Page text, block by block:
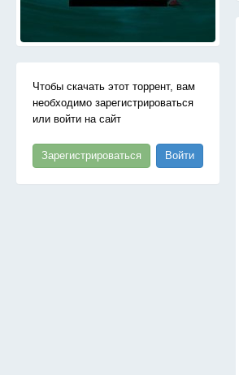
Чтобы скачать этот торрент, вам
необходимо зарегистрироваться
или войти на сайт
Зарегистрироваться Войти